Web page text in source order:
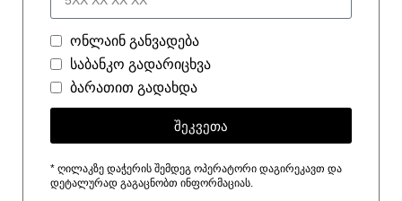
ონლაინ განვადება
საბანკო გადარიცხვა
ბარათით გადახდა
შეკვეთა
* ღილაკზე დაჭერის შემდეგ ოპერატორი დაგირეკავთ და
დეტალურად გაგაცნობთ ინფორმაციას.